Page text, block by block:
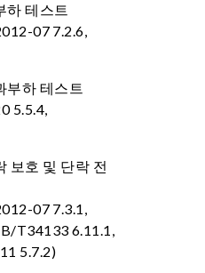
하 테스트
07 7.2.6,
부하 테스트
5.5.4,
보호 및 단락 전
07 7.3.1,
T34133 6.11.1,
5.7.2)